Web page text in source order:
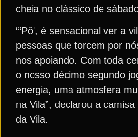
cheia no clássico de
“‘Pô’, é sensacional ver a
pessoas que torcem por
nos apoiando. Com toda
o nosso décimo segundo
energia, uma atmosfera
na Vila”, declarou a
da Vila.